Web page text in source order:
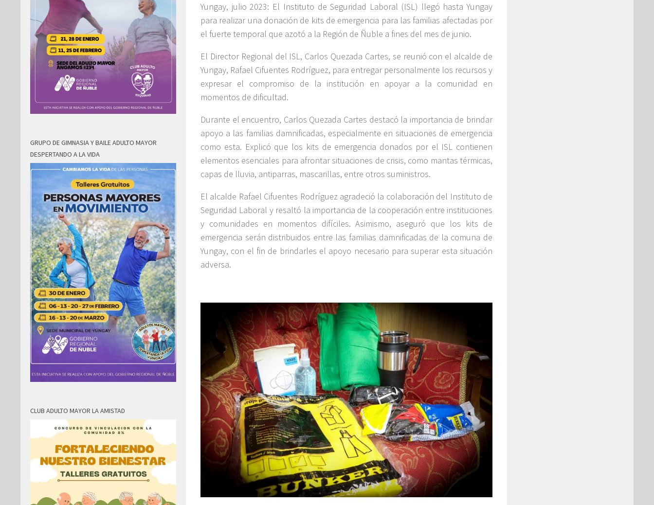
Yungay, julio 2023: El Instituto de Seguridad Laboral (ISL) llegó hasta Yungay
para realizar una donación de kits de emergencia para las familias afectadas por
el fuerte temporal que azotó a la Región de Ñuble a fines del mes de junio.
El Director Regional del ISL, Carlos Quezada Cartes, se reunió con el alcalde de
Yungay, Rafael Cifuentes Rodríguez, para entregar personalmente los recursos y
expresar el compromiso de la institución en apoyar a la comunidad en
momentos de dificultad.
Durante el encuentro, Carlos Quezada Cartes destacó la importancia de brindar
apoyo a las familias damnificadas, especialmente en situaciones de emergencia
como esta. Explicó que los kits de emergencia donados por el ISL contienen
elementos esenciales para afrontar situaciones de crisis, como mantas térmicas,
capas de lluvia, antiparras, mascarillas, entre otros suministros.
El alcalde Rafael Cifuentes Rodríguez agradeció la colaboración del Instituto de
Seguridad Laboral y resaltó la importancia de la cooperación entre instituciones
y comunidades en momentos difíciles. Asimismo, aseguró que los kits de
emergencia serán distribuidos entre las familias damnificadas de la comuna de
Yungay, con el fin de brindarles el apoyo necesario para superar esta situación
adversa.
GRUPO DE GIMNASIA Y BAILE ADULTO MAYOR
DESPERTANDO A LA VIDA
CLUB ADULTO MAYOR LA AMISTAD